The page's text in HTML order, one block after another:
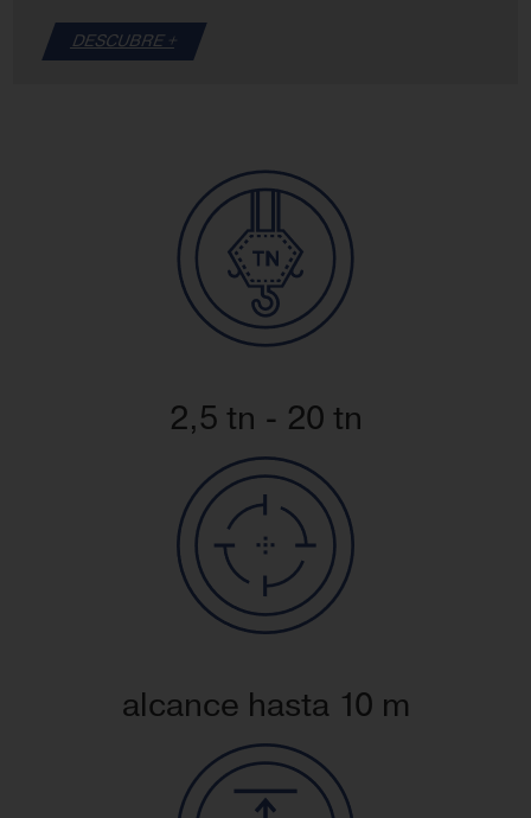
DESCUBRE +
2,5 tn - 20 tn
alcance hasta 10 m